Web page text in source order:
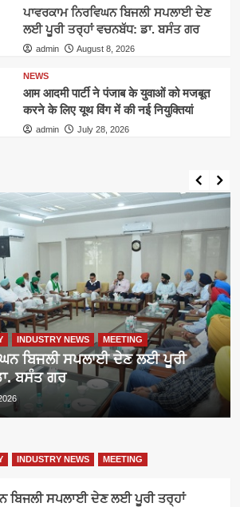
ਪਾਵਰਕਾਮ ਨਿਰਵਿਘਨ ਬਿਜਲੀ ਸਪਲਾਈ ਦੇਣ
ਲਈ ਪੂਰੀ ਤਰ੍ਹਾਂ ਵਚਨਬੱਧ: ਡਾ. ਬਸੰਤ ਗਰ
admin August 8, 2026
NEWS
आम आदमी पार्टी ने पंजाब के युवाओं को मजबूत
करने के लिए यूथ विंग में की नई नियुक्तियां
admin July 28, 2026
INDUSTRY NEWS MEETING
ਬਿਜਲੀ ਸਪਲਾਈ ਦੇਣ ਲਈ ਪੂਰੀ
ਬਸੰਤ ਗਰ
INDUSTRY NEWS MEETING
ਬਿਜਲੀ ਸਪਲਾਈ ਦੇਣ ਲਈ ਪੂਰੀ ਤਰ੍ਹਾਂ